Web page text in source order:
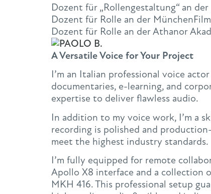
Dozent für „Rollengestaltung“ an
Dozent für Rolle an der
Dozent für Rolle an der Athanor
A Versatile Voice for Your Project
I’m an Italian professional voice
documentaries, e-learning, and
expertise to deliver flawless audio.
In addition to my voice work, I’m a
recording is polished and
meet the highest industry standards.
I’m fully equipped for remote
Apollo X8 interface and a collection
MKH 416. This professional setup